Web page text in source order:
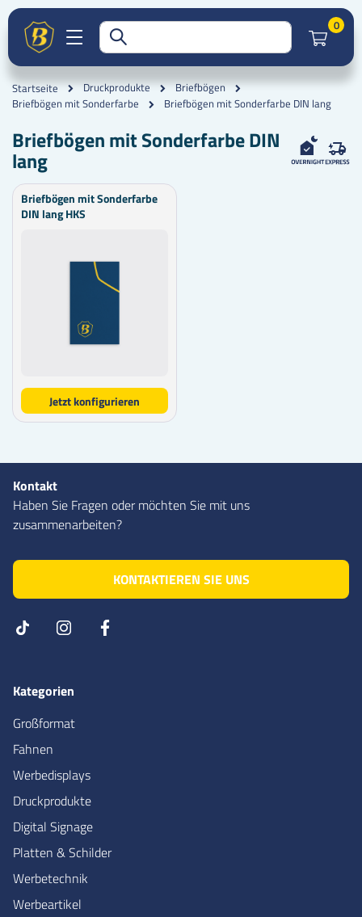
0
Startseite Druckprodukte
Briefbögen
Briefbögen mit Sonderfarbe
Briefbögen mit Sonderfarbe DIN lang
Briefbögen mit Sonderfarbe DIN
lang
Briefbögen mit Sonderfarbe
DIN lang HKS
Jetzt konfigurieren
Kontakt
Haben Sie Fragen oder möchten Sie mit uns
zusammenarbeiten?
KONTAKTIEREN SIE UNS
Kategorien
Großformat
Fahnen
Werbedisplays
Druckprodukte
Digital Signage
Platten & Schilder
Werbetechnik
Werbeartikel